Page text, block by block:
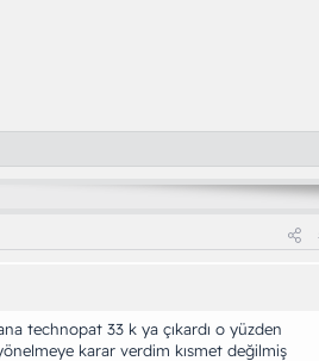
technopat 33 k ya çıkardı o yüzden
karar verdim kısmet değilmiş